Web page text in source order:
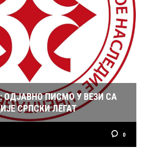
ОДЈАВНО ПИСМО У ВЕЗИ СА
СРПСКИ ЛЕГАТ
0